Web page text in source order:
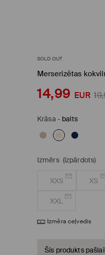
SOLD OUT
Merserizētas
14,99 EUR
Krāsa - balts
Izmērs (izpārdots)
XXS XS
XXL
Izmēra ceļvedis
Šis produkts